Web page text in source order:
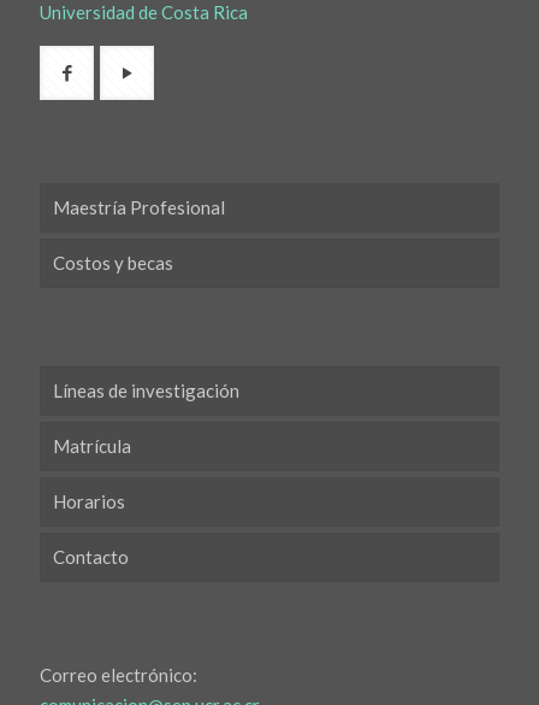
Universidad de Costa Rica
Maestría Profesional
Costos y becas
Líneas de investigación
Matrícula
Horarios
Contacto
Correo electrónico: